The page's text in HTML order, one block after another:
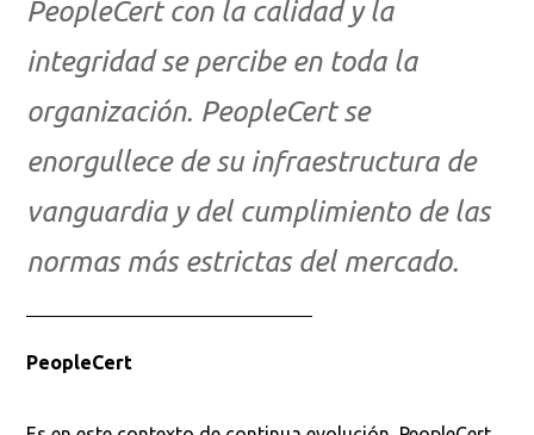
PeopleCert con la calidad y la
integridad se percibe en toda la
organización. PeopleCert se
enorgullece de su infraestructura de
vanguardia y del cumplimiento de las
normas más estrictas del mercado.
PeopleCert